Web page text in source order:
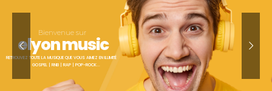
Bienvenue sur
elyon music
RETROUVEZ TOUTE LA MUSIQUE QUE VOUS AIMEZ EN ILLIMITÉ
GOSPEL | RNB | RAP | POP-ROCK...